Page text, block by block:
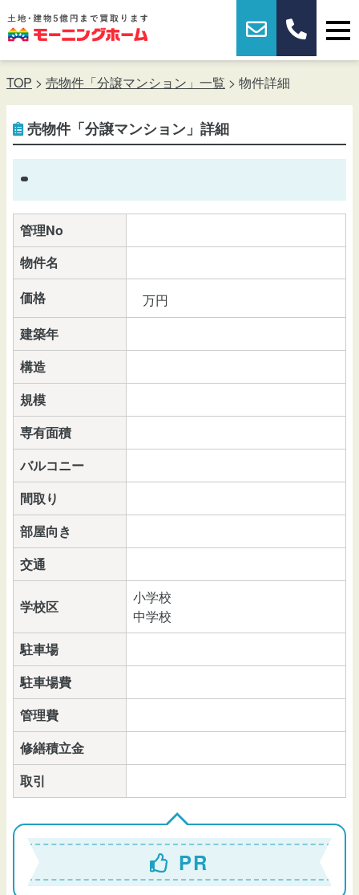
TOP > 売物件「分譲マンション」一覧 > 物件詳細
売物件「分譲マンション」詳細
管理No
物件名
価格
万円
建築年
構造
規模
専有面積
バルコニー
間取り
部屋向き
交通
学校区
小学校
中学校
駐車場
駐車場費
管理費
修繕積立金
取引
PR